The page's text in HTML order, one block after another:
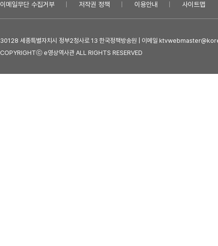
이메일무단 수집거부 저작권 정책 이용안내 사이트맵
30128 세종특별자치시 정부2청사로 13 한국정책방송원 | 이메일
COPYRIGHTⓒ e영상역사관 ALL RIGHTS RESERVED